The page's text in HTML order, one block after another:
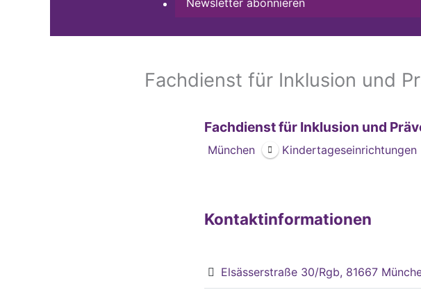
Newsletter abonnieren
Fachdienst für Inklusion und
Fachdienst für Inklusion und
München Kindertageseinrichtungen
Kontaktinformationen
Elsässerstraße 30/Rgb, 81667